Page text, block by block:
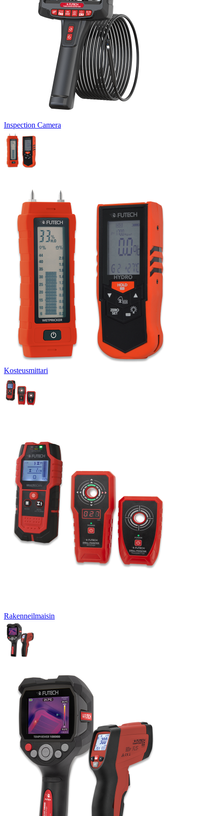
Inspection Camera
Kosteusmittari
Rakenneilmaisin